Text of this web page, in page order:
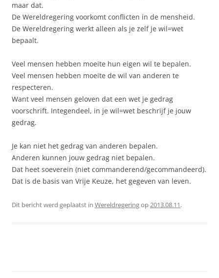
maar dat.
De Wereldregering voorkomt conflicten in de mensheid.
De Wereldregering werkt alleen als je zelf je wil=wet
bepaalt.
Veel mensen hebben moeite hun eigen wil te bepalen.
Veel mensen hebben moeite de wil van anderen te
respecteren.
Want veel mensen geloven dat een wet je gedrag
voorschrift. Integendeel, in je wil=wet beschrijf je jouw
gedrag.
Je kan niet het gedrag van anderen bepalen.
Anderen kunnen jouw gedrag niet bepalen.
Dat heet soeverein (niet commanderend/gecommandeerd).
Dat is de basis van Vrije Keuze, het gegeven van leven.
Dit bericht werd geplaatst in Wereldregeringop2013.08.11.